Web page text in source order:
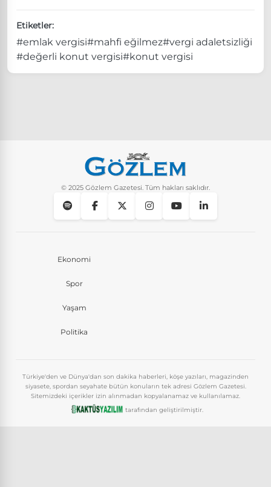
Etiketler:
#emlak vergisi#mahfi eğilmez#vergi adaletsizliği
#değerli konut vergisi#konut vergisi
© 2025 Gözlem Gazetesi. Tüm hakları saklıdır.
Ekonomi
Spor
Yaşam
Politika
Türkiye'den ve Dünya'dan son dakika haberleri, köşe yazıları, magazinden
siyasete, spordan seyahate bütün konuların tek adresi Gözlem Gazetesi.
Sitemizdeki içerikler izin alınmadan kopyalanamaz ve kullanılamaz.
tarafından geliştirilmiştir.